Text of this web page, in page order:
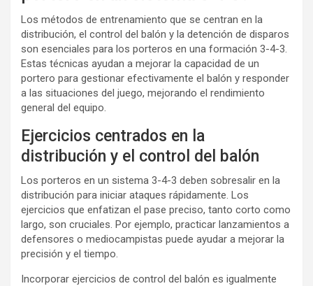
Los métodos de entrenamiento que se centran en la
distribución, el control del balón y la detención de disparos
son esenciales para los porteros en una formación 3-4-3.
Estas técnicas ayudan a mejorar la capacidad de un
portero para gestionar efectivamente el balón y responder
a las situaciones del juego, mejorando el rendimiento
general del equipo.
Ejercicios centrados en la
distribución y el control del balón
Los porteros en un sistema 3-4-3 deben sobresalir en la
distribución para iniciar ataques rápidamente. Los
ejercicios que enfatizan el pase preciso, tanto corto como
largo, son cruciales. Por ejemplo, practicar lanzamientos a
defensores o mediocampistas puede ayudar a mejorar la
precisión y el tiempo.
Incorporar ejercicios de control del balón es igualmente